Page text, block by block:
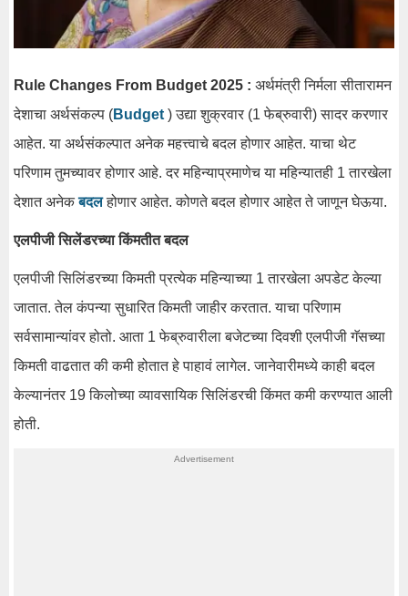
Rule Changes From Budget 2025 : अर्थमंत्री निर्मला सीतारामन
देशाचा अर्थसंकल्प (Budget ) उद्या शुक्रवार (1 फेब्रुवारी) सादर करणार
आहेत. या अर्थसंकल्पात अनेक महत्त्वाचे बदल होणार आहेत. याचा थेट
परिणाम तुमच्यावर होणार आहे. दर महिन्याप्रमाणेच या महिन्यातही 1 तारखेला
देशात अनेकबदल होणार आहेत. कोणते बदल होणार आहेत ते जाणून घेऊया.
एलपीजी सिलेंडरच्या किंमतीत बदल
एलपीजी सिलिंडरच्या किमती प्रत्येक महिन्याच्या 1 तारखेला अपडेट केल्या
जातात. तेल कंपन्या सुधारित किमती जाहीर करतात. याचा परिणाम
सर्वसामान्यांवर होतो. आता 1 फेब्रुवारीला बजेटच्या दिवशी एलपीजी गॅसच्या
किमती वाढतात की कमी होतात हे पाहावं लागेल. जानेवारीमध्ये काही बदल
केल्यानंतर 19 किलोच्या व्यावसायिक सिलिंडरची किंमत कमी करण्यात आली
होती.